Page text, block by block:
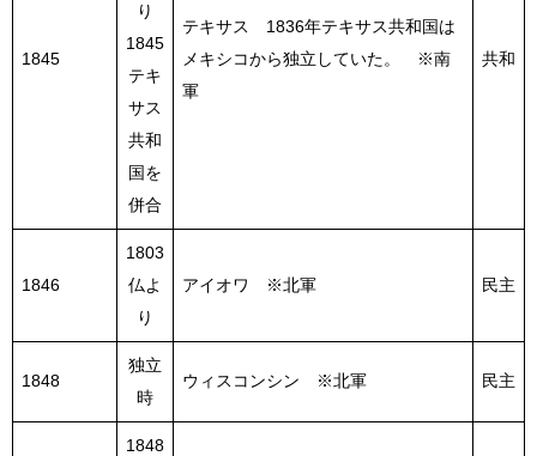
1845
り
1845
テキ
サス
共和
国を
併合
テキサス 1836年テキサス共和国は
メキシコから独立していた。 ※南
軍
共和
1846
1803
仏よ
り
アイオワ ※北軍 民主
1848
独立
時
ウィスコンシン ※北軍 民主
1848